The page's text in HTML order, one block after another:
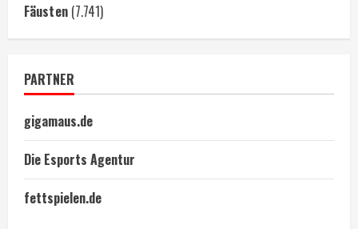
Fäusten (7.741)
PARTNER
gigamaus.de
Die Esports Agentur
fettspielen.de